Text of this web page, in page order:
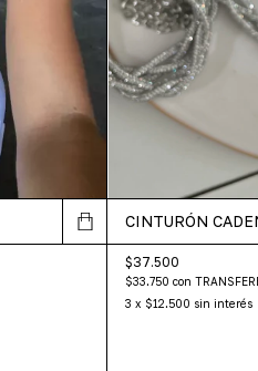
CINTURÓN
$37.500
$33.750 con
3 x $12.500 sin interés